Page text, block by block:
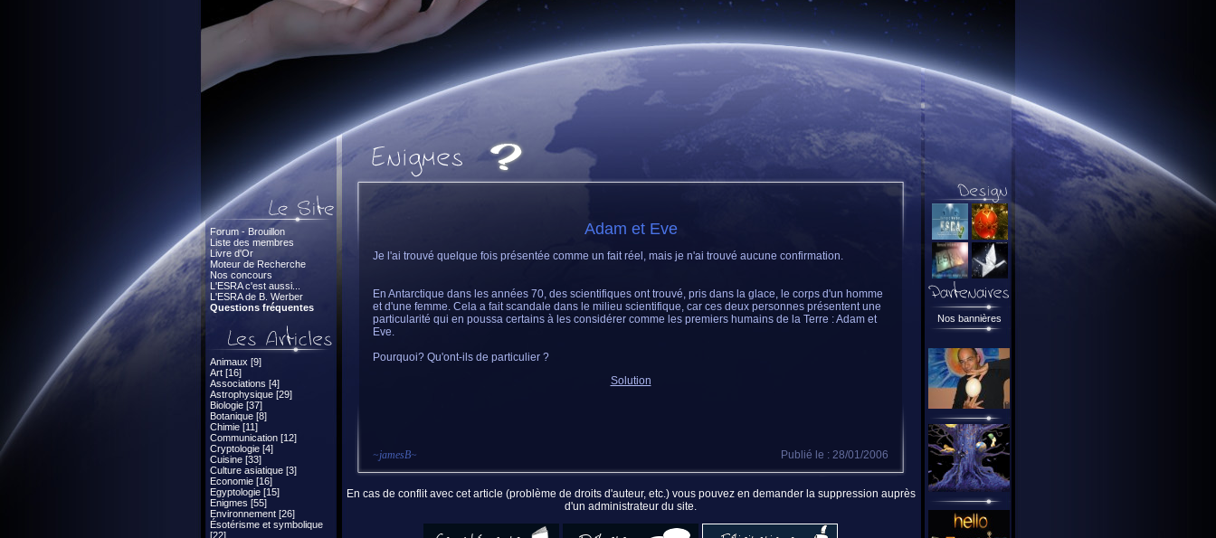
Forum - Brouillon
Liste des membres
Livre d'Or
Moteur de Recherche
Nos concours
L'ESRA c'est aussi...
L'ESRA de B. Werber
Questions fréquentes
Animaux [9]
Art [16]
Associations [4]
Astrophysique [29]
Biologie [37]
Botanique [8]
Chimie [11]
Communication [12]
Cryptologie [4]
Cuisine [33]
Culture asiatique [3]
Economie [16]
Egyptologie [15]
Enigmes [55]
Environnement [26]
Ésotérisme et symbolique
[22]
Adam et Eve
Je l'ai trouvé quelque fois présentée comme un fait réel, mais je n'ai trouvé aucune confirmation.
En Antarctique dans les années 70, des scientifiques ont trouvé, pris dans la glace, le corps d'un homme
et d'une femme. Cela a fait scandale dans le milieu scientifique, car ces deux personnes présentent une
particularité qui en poussa certains à les considérer comme les premiers humains de la Terre : Adam et
Eve.
Pourquoi? Qu'ont-ils de particulier ?
Solution
~jamesB~ Publié le : 28/01/2006
En cas de conflit avec cet article (problème de droits d'auteur, etc.) vous pouvez en demander la suppression auprès
d'un administrateur du site.
Nos bannières